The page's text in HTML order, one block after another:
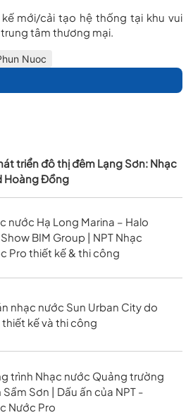
mới/cải tạo hệ thống tại khu vui
tâm thương mại.
Nuoc
triển đô thị đêm Lạng Sơn: Nhạc
Hoàng Đồng
nước Hạ Long Marina – Halo
BIM Group | NPT Nhạc
Pro thiết kế & thi công
nhạc nước Sun Urban City do
thiết kế và thi công
trình Nhạc nước Quảng trường
Sầm Sơn | Dấu ấn của NPT -
Nước Pro